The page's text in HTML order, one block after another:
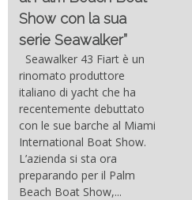
Show con la sua
serie Seawalker”
Seawalker 43 Fiart è un
rinomato produttore
italiano di yacht che ha
recentemente debuttato
con le sue barche al Miami
International Boat Show.
L’azienda si sta ora
preparando per il Palm
Beach Boat Show,...